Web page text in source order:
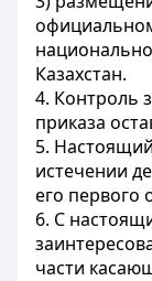
Казахстан.
4. Контроль
приказа
5.
истечении
его первого
6. С
части